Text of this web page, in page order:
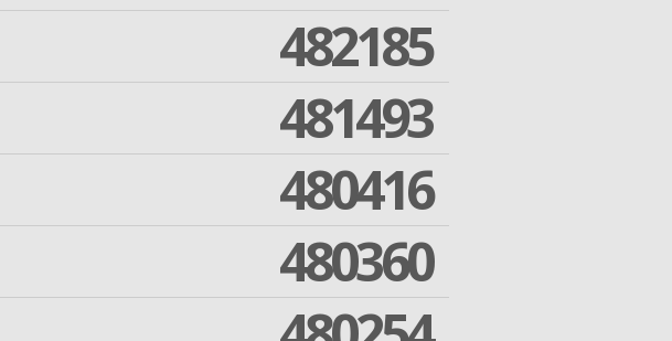
482185
481493
480416
480360